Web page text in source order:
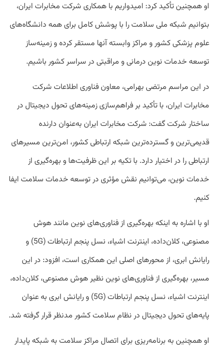
او همچنین تأکید کرد: امیدواریم با همکاری شرکت مخابرات ایران،
بتوانیم شبکه ملی سلامت را با پوشش کامل برای همه دانشگاه‌های
علوم پزشکی کشور و مراکز وابسته آنها مستقر کرده و زمینه‌ساز
توسعه خدمات نوین درمانی و مراقبتی در سراسر کشور باشیم.
در این مراسم مرتضی بهرامی، معاون فناوری اطلاعات شرکت
مخابرات ایران، با تأکید بر فراهم‌سازی زمینه‌های تحول دیجیتال در
ساختار شرکت گفت: شرکت مخابرات ایران به‌عنوان دارنده
قدیمی‌ترین و گسترده‌ترین شبکه ارتباطی کشور، امن‌ترین مسیرهای
ارتباطی را در اختیار دارد. با تکیه بر این ظرفیت‌ها و بهره‌گیری از
خدمات نوین، می‌توانیم نقش مؤثری در توسعه خدمات سلامت ایفا
کنیم.
او با اشاره به اینکه بهره‌گیری از فناوری‌های نوین مانند هوش
مصنوعی، کلان‌داده، اینترنت اشیاء، نسل پنجم ارتباطات (5G) و
رایانش ابری، از محورهای اصلی این همکاری است، افزود: در این
مسیر، بهره‌گیری از فناوری‌های نوین نظیر هوش مصنوعی، کلان‌داده،
اینترنت اشیاء، نسل پنجم ارتباطات (5G) و رایانش ابری به عنوان
پایه‌های تحول دیجیتال در نظام سلامت کشور مدنظر قرار گرفته شد.
او همچنین به برنامه‌ریزی برای اتصال مراکز سلامت به شبکه پایدار